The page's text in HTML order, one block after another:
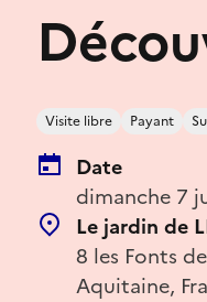
Visite libre Payant
Date
dimanche 7
Le jardin de
8 les Fonts
Aquitaine,